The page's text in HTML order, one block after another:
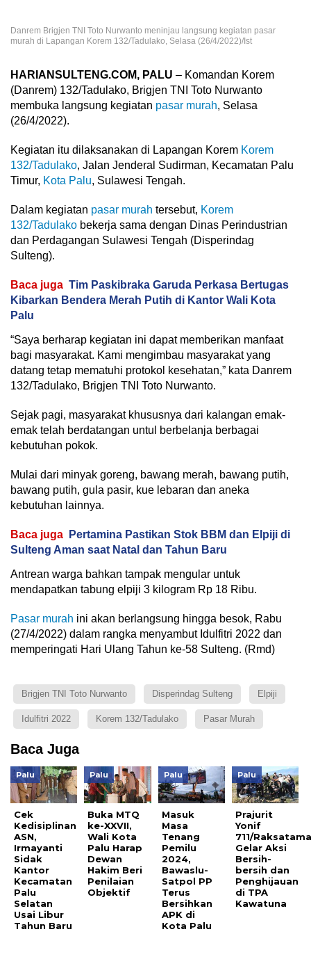
Danrem Brigjen TNI Toto Nurwanto meninjau langsung kegiatan pasar
murah di Lapangan Korem 132/Tadulako, Selasa (26/4/2022)/Ist
HARIANSULTENG.COM, PALU – Komandan Korem
(Danrem) 132/Tadulako, Brigjen TNI Toto Nurwanto
membuka langsung kegiatan pasar murah, Selasa
(26/4/2022).
Kegiatan itu dilaksanakan di Lapangan Korem Korem
132/Tadulako, Jalan Jenderal Sudirman, Kecamatan Palu
Timur, Kota Palu, Sulawesi Tengah.
Dalam kegiatan pasar murah tersebut, Korem
132/Tadulako bekerja sama dengan Dinas Perindustrian
dan Perdagangan Sulawesi Tengah (Disperindag
Sulteng).
Baca juga Tim Paskibraka Garuda Perkasa Bertugas
Kibarkan Bendera Merah Putih di Kantor Wali Kota
Palu
“Saya berharap kegiatan ini dapat memberikan manfaat
bagi masyarakat. Kami mengimbau masyarakat yang
datang tetap mematuhi protokol kesehatan,” kata Danrem
132/Tadulako, Brigjen TNI Toto Nurwanto.
Sejak pagi, masyarakat khususnya dari kalangan emak-
emak telah berdatangan untul berbelanja berbagai
kebutuhan pokok.
Mulai dari minyak goreng, bawang merah, bawang putih,
bawang putih, gula pasir, kue lebaran dan aneka
kebutuhan lainnya.
Baca juga
Pertamina Pastikan Stok BBM dan Elpiji di
Sulteng Aman saat Natal dan Tahun Baru
Antrean warga bahkan tampak mengular untuk
mendapatkan tabung elpiji 3 kilogram Rp 18 Ribu.
Pasar murah ini akan berlangsung hingga besok, Rabu
(27/4/2022) dalam rangka menyambut Idulfitri 2022 dan
memperingati Hari Ulang Tahun ke-58 Sulteng. (Rmd)
Brigjen TNI Toto Nurwanto Disperindag Sulteng Elpiji
Idulfitri 2022 Korem 132/Tadulako Pasar Murah
Baca Juga
Palu
Cek
Kedisiplinan
ASN,
Irmayanti
Sidak
Kantor
Kecamatan
Palu
Selatan
Usai Libur
Tahun Baru
Palu
Buka MTQ
ke-XXVII,
Wali Kota
Palu Harap
Dewan
Hakim Beri
Penilaian
Objektif
Palu
Masuk
Masa
Tenang
Pemilu
2024,
Bawaslu-
Satpol PP
Terus
Bersihkan
APK di
Kota Palu
Palu
Prajurit
Yonif
711/
Gelar Aksi
Bersih-
bersih dan
Penghijauan
di TPA
Kawatuna